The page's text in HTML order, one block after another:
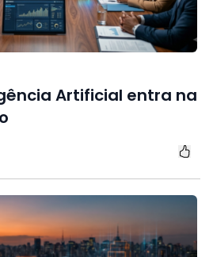
Artificial entra na